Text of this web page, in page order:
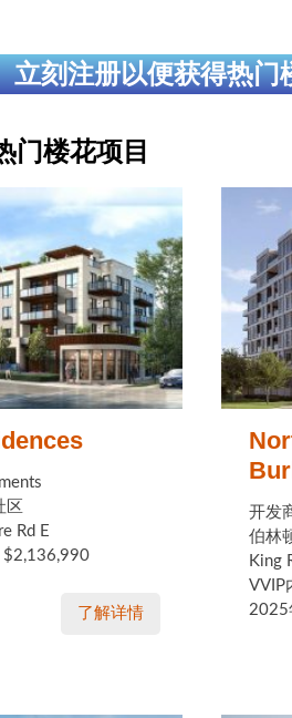
立刻注册以便获得热门
门楼花项目
区
Rd E
$2,136,990
了解详情
开发
伯林
King
VVIP
2025